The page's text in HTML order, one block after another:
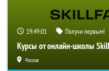
19:49:00 Получи первым!
Курсы от онлайн-школы
Россия